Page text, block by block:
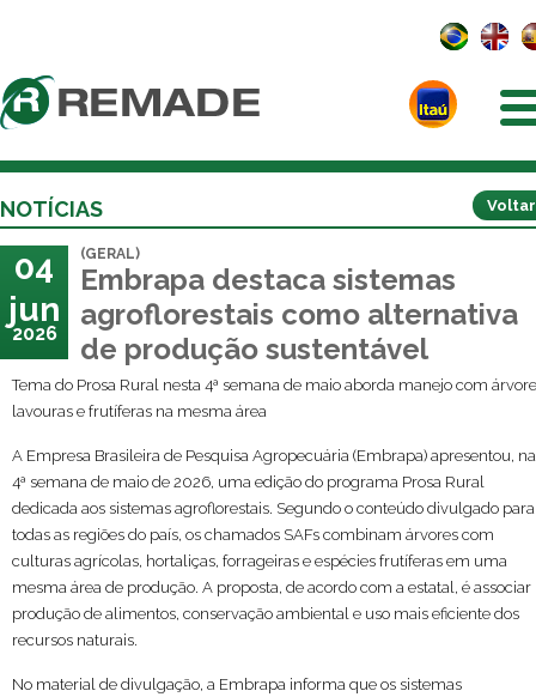
Voltar
NOTÍCIAS
04
jun
2026
(GERAL)
Embrapa destaca sistemas
agroflorestais como alternativa
de produção sustentável
Tema do Prosa Rural nesta 4ª semana de maio aborda manejo com
lavouras e frutíferas na mesma área
A Empresa Brasileira de Pesquisa Agropecuária (Embrapa) apresentou, na
4ª semana de maio de 2026, uma edição do programa Prosa Rural
dedicada aos sistemas agroflorestais. Segundo o conteúdo divulgado para
todas as regiões do país, os chamados SAFs combinam árvores com
culturas agrícolas, hortaliças, forrageiras e espécies frutíferas em uma
mesma área de produção. A proposta, de acordo com a estatal, é associar
produção de alimentos, conservação ambiental e uso mais eficiente dos
recursos naturais.
No material de divulgação, a Embrapa informa que os sistemas